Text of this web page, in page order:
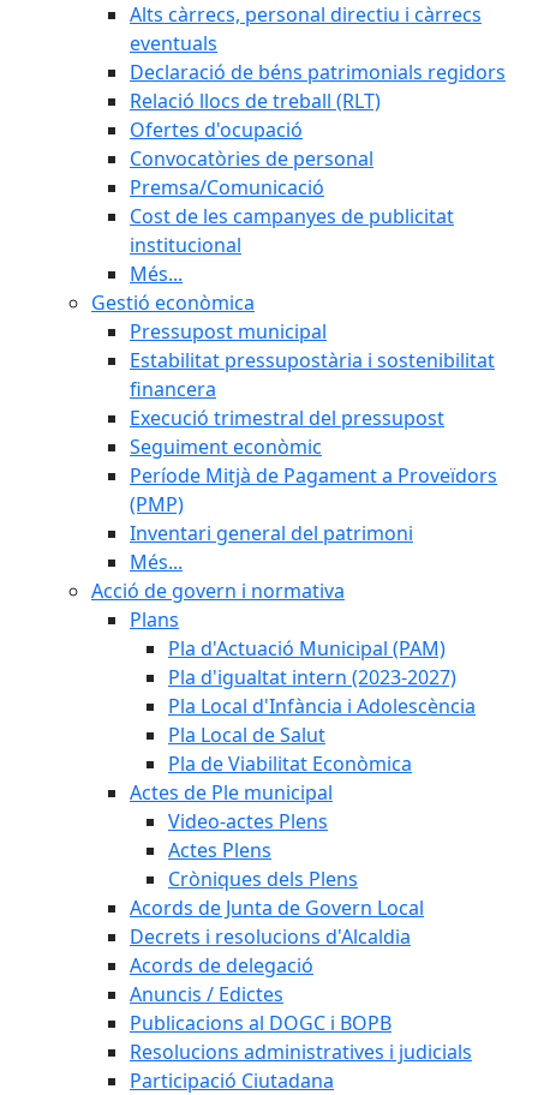
Alts càrrecs, personal directiu i càrrecs
eventuals
Declaració de béns patrimonials regidors
Relació llocs de treball (RLT)
Ofertes d'ocupació
Convocatòries de personal
Premsa/Comunicació
Cost de les campanyes de publicitat
institucional
Més...
Gestió econòmica
Pressupost municipal
Estabilitat pressupostària i sostenibilitat
financera
Execució trimestral del pressupost
Seguiment econòmic
Període Mitjà de Pagament a Proveïdors
(PMP)
Inventari general del patrimoni
Més...
Acció de govern i normativa
Plans
Pla d'Actuació Municipal (PAM)
Pla d'igualtat intern (2023-2027)
Pla Local d'Infància i Adolescència
Pla Local de Salut
Pla de Viabilitat Econòmica
Actes de Ple municipal
Video-actes Plens
Actes Plens
Cròniques dels Plens
Acords de Junta de Govern Local
Decrets i resolucions d'Alcaldia
Acords de delegació
Anuncis / Edictes
Publicacions al DOGC i BOPB
Resolucions administratives i judicials
Participació Ciutadana